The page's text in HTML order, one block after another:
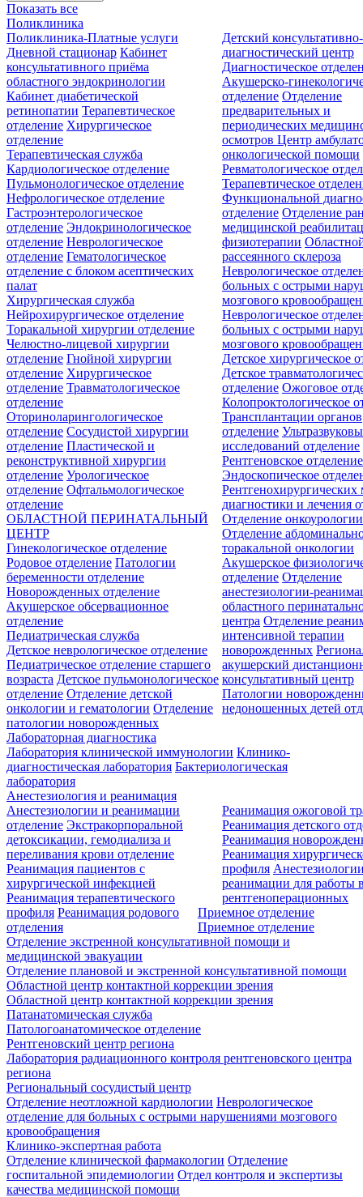
Показать все
Поликлиника
Поликлиника-Платные услуги
Дневной стационар Кабинет
консультативного приёма
областного эндокринологии
Кабинет диабетической
ретинопатии Терапевтическое
отделение Хирургическое
отделение
Детский консультативно-
диагностический центр
Диагностическое
Акушерско-
отделение Отделение
предварительных и
периодических
осмотровЦентр
онкологической помощи
Терапевтическая служба
Кардиологическое отделение
Пульмонологическое отделение
Нефрологическое отделение
Гастроэнтерологическое
отделение Эндокринологическое
отделение Неврологическое
отделение Гематологическое
отделение c блоком асептических
палат
Ревматологическое
Терапевтическое
Функциональной
отделение Отделение
медицинской
физиотерапии
рассеянного склероза
Неврологическое
больных с острыми
мозгового
Неврологическое
больных с острыми
мозгового
Хирургическая служба
Нейрохирургическое отделение
Торакальной хирургии отделение
Челюстно-лицевой хирургии
отделение Гнойной хирургии
отделение Хирургическое
отделение Травматологическое
отделение
Оториноларингологическое
отделение Сосудистой хирургии
отделение Пластической и
реконструктивной хирургии
отделение Урологическое
отделение Офтальмологическое
отделение
Детское хирургическое
Детское
отделение Ожоговое
Колопроктологическое
Трансплантации органов
отделение
исследований отделение
Рентгеновское отделение
Эндоскопическое
Рентгенохирургических
диагностики и лечения
Отделение онкоурологии
Отделение
торакальной онкологии
ОБЛАСТНОЙ ПЕРИНАТАЛЬНЫЙ
ЦЕНТР
Гинекологическое отделение
Родовое отделение Патологии
беременности отделение
Новорожденных отделение
Акушерское обсервационное
отделение
Акушерское
отделение Отделение
анестезиологии-
областного
центра Отделение
интенсивной терапии
новорожденных
акушерский
консультативный центр
Патологии
недоношенных детей
Педиатрическая служба
Детское неврологическое отделение
Педиатрическое отделение старшего
возраста Детское пульмонологическое
отделение Отделение детской
онкологии и гематологии Отделение
патологии новорожденных
Лабораторная диагностика
Лаборатория клинической иммунологии Клинико-
диагностическая лаборатория Бактериологическая
лаборатория
Анестезиология и реанимация
Анестезиологии и реанимации
отделение Экстракорпоральной
детоксикации, гемодиализа и
переливания крови отделение
Реанимация пациентов с
хирургической инфекцией
Реанимация терапевтического
профиля Реанимация родового
отделения
Реанимация ожоговой
Реанимация детского
Реанимация
Реанимация
профиля
реанимации для работы
рентгеноперационных
Приемное отделение
Приемное отделение
Отделение экстренной консультативной помощи и
медицинской эвакуации
Отделение плановой и экстренной консультативной помощи
Областной центр контактной коррекции зрения
Областной центр контактной коррекции зрения
Патанатомическая служба
Патологоанатомическое отделение
Рентгеновский центр региона
Лаборатория радиационного контроля рентгеновского центра
региона
Региональный сосудистый центр
Отделение неотложной кардиологии Неврологическое
отделение для больных с острыми нарушениями мозгового
кровообращения
Клинико-экспертная работа
Отделение клинической фармакологии Отделение
госпитальной эпидемиологии Отдел контроля и экспертизы
качества медицинской помощи